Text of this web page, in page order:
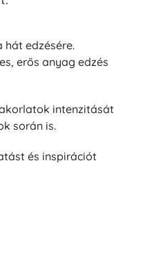
edzésére.
erős anyag edzés
intenzitását
során is.
és inspirációt